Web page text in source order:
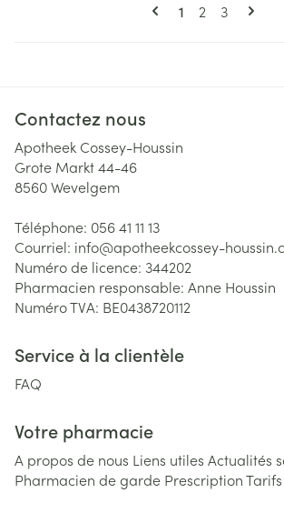
Vous lisez
1 Page
2 Page
3
Contactez nous
Apotheek Cossey-Houssin
Grote Markt 44-46
8560Wevelgem
Téléphone: 056 41 11 13
Courriel: info@apotheekcossey-
Numéro de licence: 344202
Pharmacien responsable: Anne Houssin
Numéro TVA: BE0438720112
Service à la clientèle
FAQ
Votre pharmacie
A propos de nous Liens utiles Actualités
Pharmacien de garde Prescription